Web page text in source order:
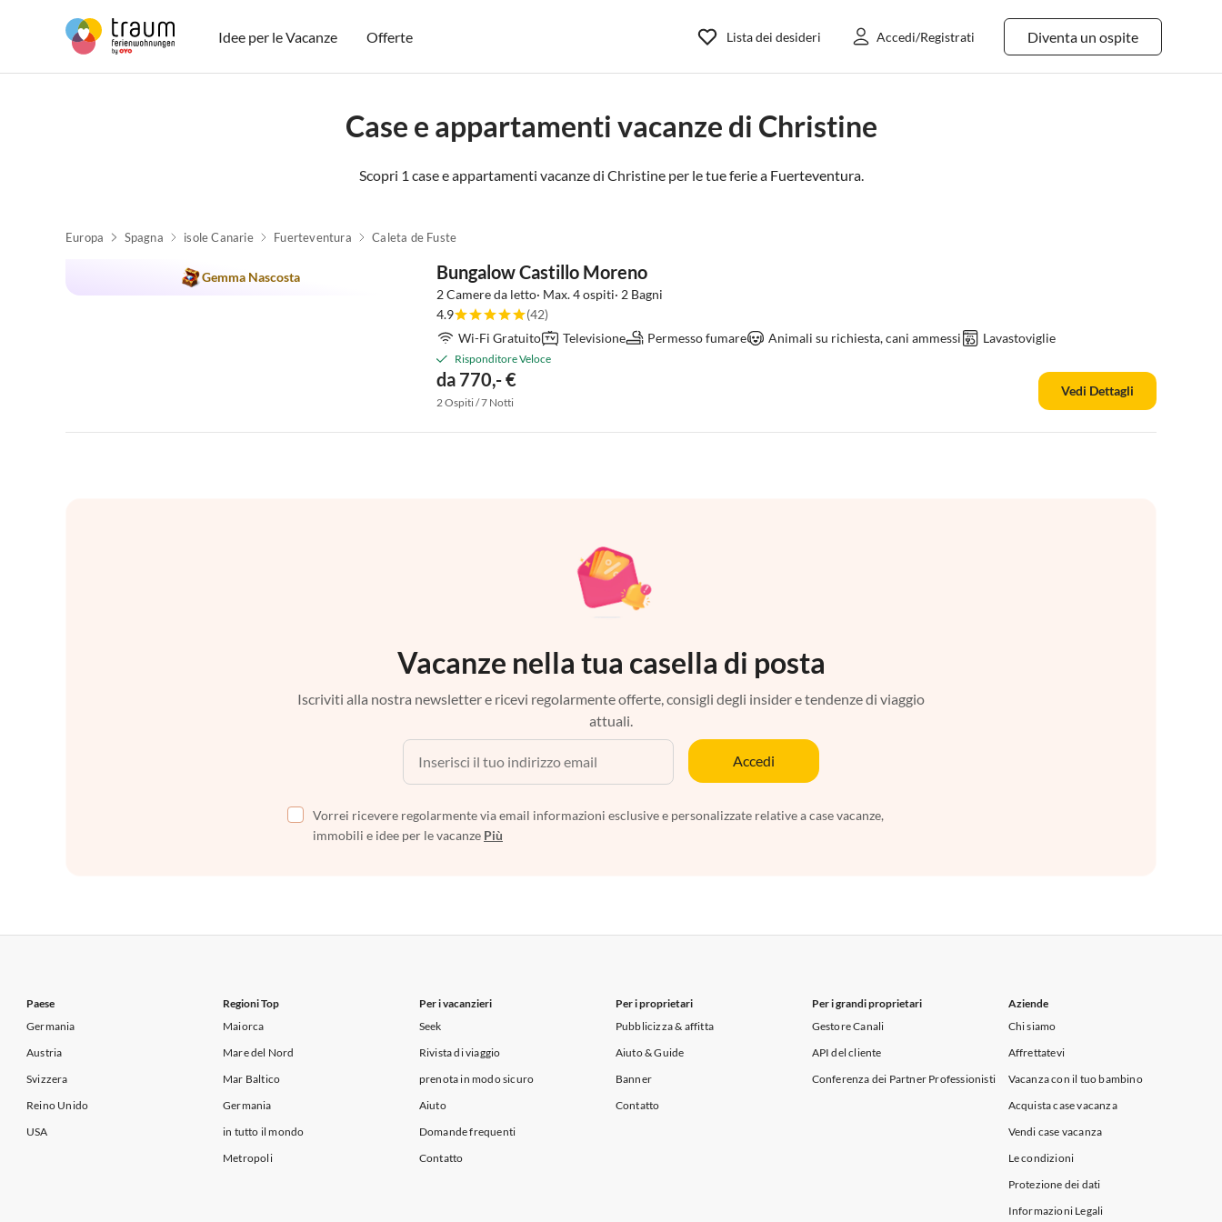
Idee per le Vacanze Offerte Diventa un ospite
Lista dei desideri Accedi/Registrati
Case e appartamenti vacanze di Christine
Scopri 1 case e appartamenti vacanze di Christine per le tue ferie a Fuerteventura.
Europa Spagna isole Canarie Fuerteventura Caleta de Fuste
Annuncio in
Gemma Nascosta Bungalow Castillo Moreno
2 Camere da letto· Max. 4 ospiti· 2 Bagni
4.9
(42)
Wi-Fi Gratuito
Televisione Permesso fumare Animali su richiesta, cani ammessi Lavastoviglie
Risponditore Veloce
da 770,- €
2 Ospiti / 7 Notti
Vedi Dettagli
Vacanze nella tua casella di posta
Iscriviti alla nostra newsletter e ricevi regolarmente offerte, consigli degli insider e tendenze di viaggio
attuali.
Accedi
Vorrei ricevere regolarmente via email informazioni esclusive e personalizzate relative a case vacanze,
immobili e idee per le vacanze Più
Paese
Germania
Austria
Svizzera
Reino Unido
USA
Regioni Top
Maiorca
Mare del Nord
Mar Baltico
Germania
in tutto il mondo
Metropoli
Per i vacanzieri
Seek
Rivista di viaggio
prenota in modo sicuro
Aiuto
Domande frequenti
Contatto
Per i proprietari
Pubblicizza & affitta
Aiuto & Guide
Banner
Contatto
Per i grandi proprietari
Gestore Canali
API del cliente
Conferenza dei Partner Professionisti
Aziende
Chi siamo
Affrettatevi
Vacanza con il tuo bambino
Acquista case vacanza
Vendi case vacanza
Le condizioni
Protezione dei dati
Informazioni Legali